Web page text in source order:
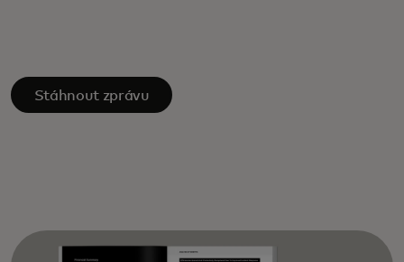
Stáhnout zprávu